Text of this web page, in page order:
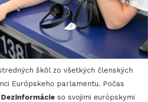
škôl zo všetkých členských
Európskeho parlamentu. Počas
Dezinformácie so svojimi európskymi